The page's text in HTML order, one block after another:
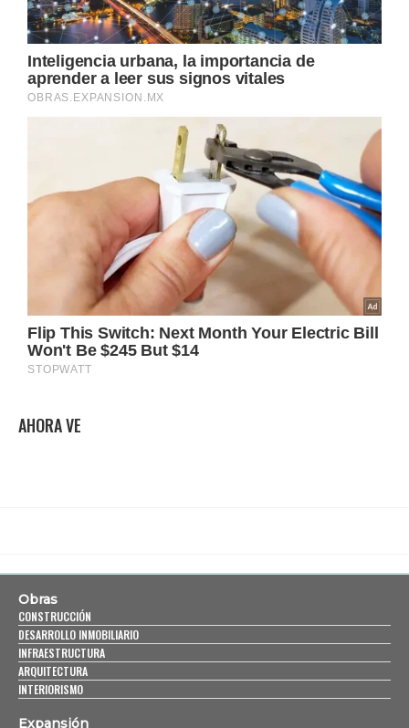
AHORA VE
Obras
CONSTRUCCIÓN
DESARROLLO INMOBILIARIO
INFRAESTRUCTURA
ARQUITECTURA
INTERIORISMO
Expansión